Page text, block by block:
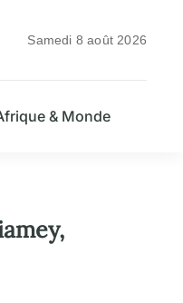
Samedi 8 août 2026
& Monde